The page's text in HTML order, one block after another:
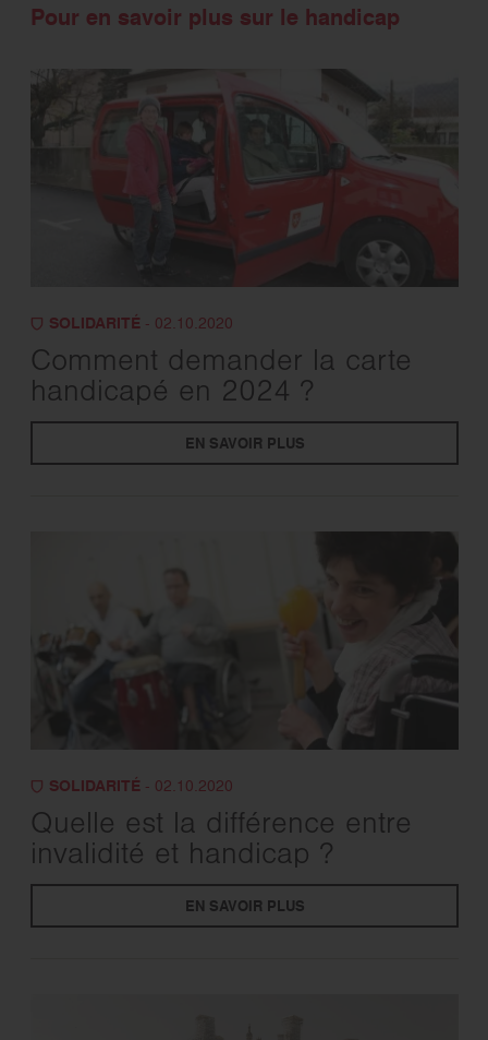
Pour en savoir plus sur le handicap
SOLIDARITÉ- 02.10.2020
Comment demander la carte
handicapé en 2024 ?
EN SAVOIR PLUS
SOLIDARITÉ- 02.10.2020
Quelle est la différence entre
invalidité et handicap ?
EN SAVOIR PLUS